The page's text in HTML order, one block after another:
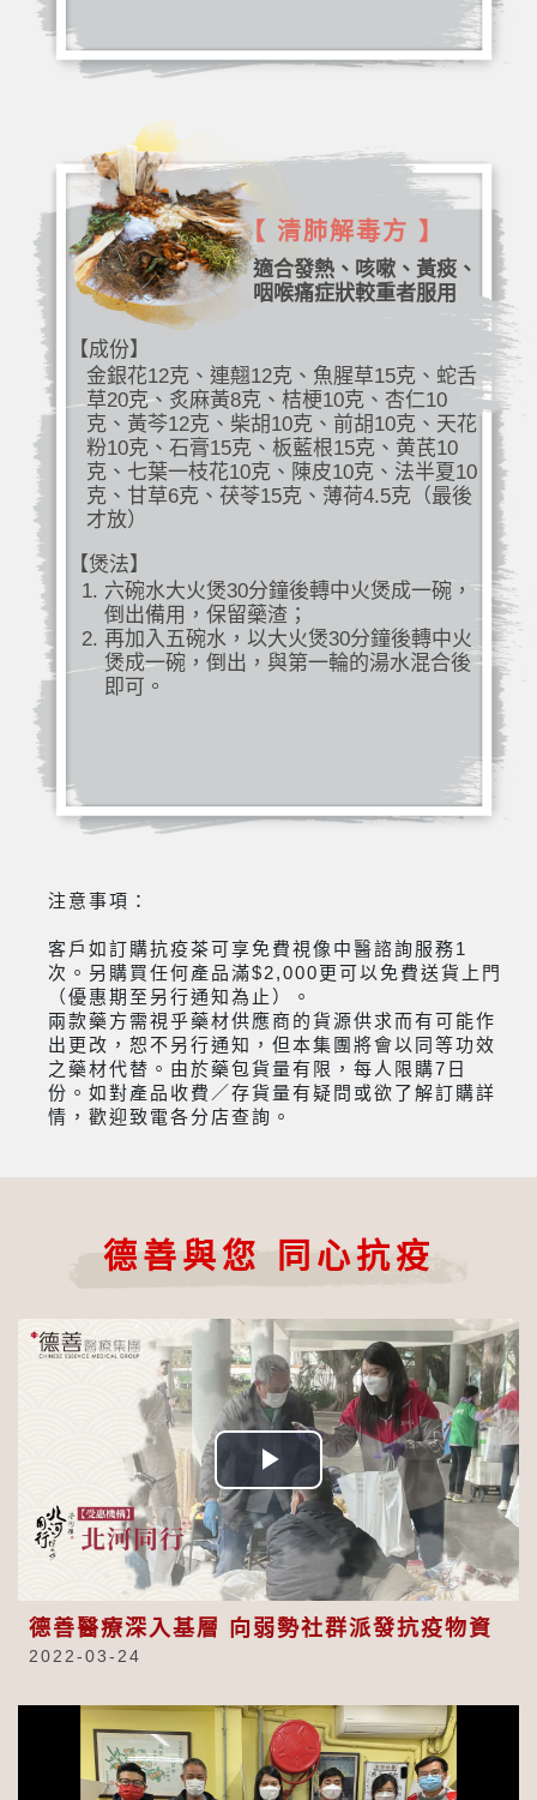
【 清肺解毒方 】
適合發熱、咳嗽、黃痰、
咽喉痛症狀較重者服用
【成份】
金銀花12克、連翹12克、魚腥草15克、蛇舌
草20克、炙麻黃8克、桔梗10克、杏仁10
克、黃芩12克、柴胡10克、前胡10克、天花
粉10克、石膏15克、板藍根15克、黄芪10
克、七葉一枝花10克、陳皮10克、法半夏10
克、甘草6克、茯苓15克、薄荷4.5克（最後
才放）
【煲法】
六碗水大火煲30分鐘後轉中火煲成一碗，
倒出備用，保留藥渣；
再加入五碗水，以大火煲30分鐘後轉中火
煲成一碗，倒出，與第一輪的湯水混合後
即可。
注意事項：
客戶如訂購抗疫茶可享免費視像中醫諮詢服務1
次。另購買任何產品滿$2,000更可以免費送貨上門
（優惠期至另行通知為止）。
兩款藥方需視乎藥材供應商的貨源供求而有可能作
出更改，恕不另行通知，但本集團將會以同等功效
之藥材代替。由於藥包貨量有限，每人限購7日
份。如對產品收費／存貨量有疑問或欲了解訂購詳
情，歡迎致電各分店查詢。
德善與您 同心抗疫
Play
Video
德善醫療深入基層 向弱勢社群派發抗疫物資
2022-03-24